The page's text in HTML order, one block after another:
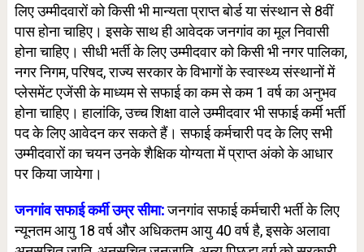
लिए उम्मीदवारों को किसी भी मान्यता प्राप्त बोर्ड या संस्थान से 8वीं
पास होना चाहिए। इसके साथ ही आवेदक जनगांव का मूल निवासी
होना चाहिए। सीधी भर्ती के लिए उम्मीदवार को किसी भी नगर पालिका,
नगर निगम, परिषद, राज्य सरकार के विभागों के स्वास्थ्य संस्थानों में
प्लेसमेंट एजेंसी के माध्यम से सफाई का कम से कम 1 वर्ष का अनुभव
होना चाहिए। हालांकि, उच्च शिक्षा वाले उम्मीदवार भी सफाई कर्मी भर्ती
पद के लिए आवेदन कर सकते हैं। सफाई कर्मचारी पद के लिए सभी
उम्मीदवारों का चयन उनके शैक्षिक योग्यता में प्राप्त अंको के आधार
पर किया जायेगा।
जनगांव सफाई कर्मी उम्र सीमा:जनगांव सफाई कर्मचारी भर्ती के लिए
न्यूनतम आयु 18 वर्ष और अधिकतम आयु 40 वर्ष है, इसके अलावा